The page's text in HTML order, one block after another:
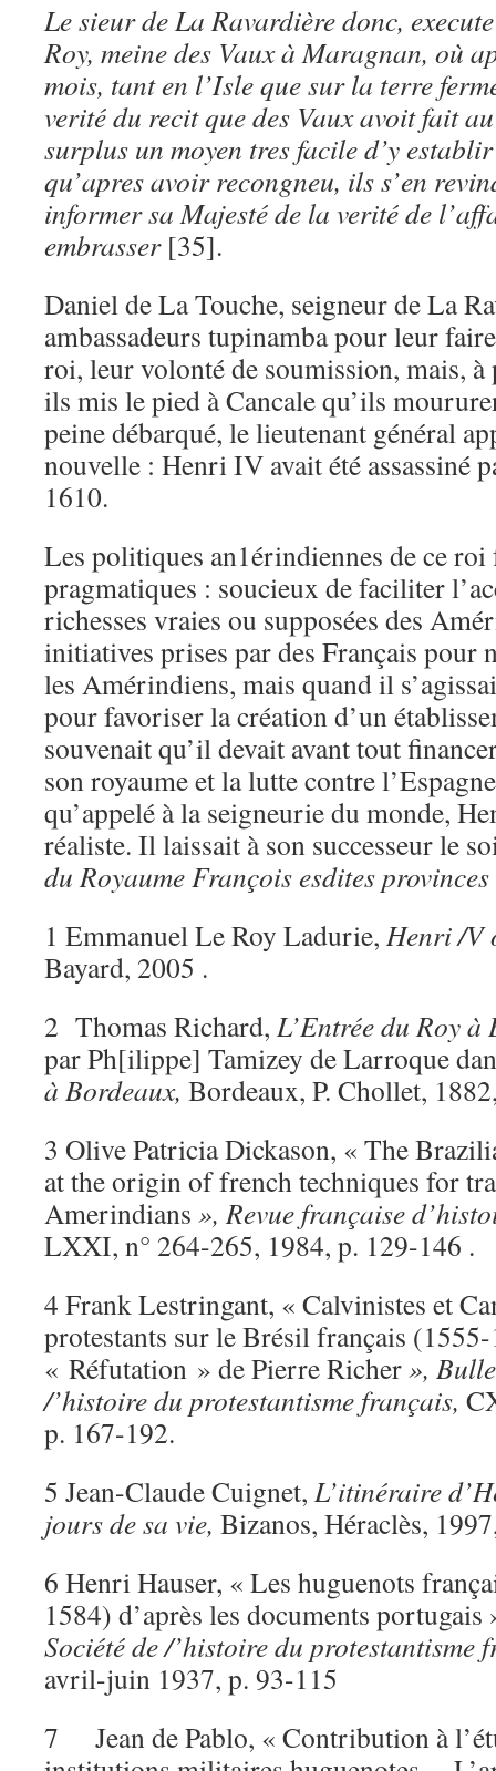
Le sieur de La Ravardière donc,
Roy, meine des Vaux à Maragnan, où
mois, tant en l’Isle que sur la terre
verité du recit que des Vaux avoit fait
surplus un moyen tres facile d’y
qu’apres avoir recongneu, ils s’en
informer sa Majesté de la verité de
embrasser[35].
Daniel de La Touche, seigneur de La
ambassadeurs tupinamba pour leur
roi, leur volonté de soumission, mais,
ils mis le pied à Cancale qu’ils
peine débarqué, le lieutenant général
nouvelle : Henri IV avait été assassiné
1610.
Les politiques an1érindiennes de ce
pragmatiques : soucieux de faciliter
richesses vraies ou supposées des
initiatives prises par des Français pour
les Amérindiens, mais quand il
pour favoriser la création d’un
souvenait qu’il devait avant tout
son royaume et la lutte contre
qu’appelé à la seigneurie du monde,
réaliste. Il laissait à son successeur le
du Royaume François esdites
1 Emmanuel Le Roy Ladurie, Henri /V
Bayard, 2005 .
2 Thomas Richard, L’Entrée du Roy
par Ph[ilippe] Tamizey de Larroque
à Bordeaux, Bordeaux, P. Chollet,
3 Olive Patricia Dickason, « The
at the origin of french techniques for
Amerindians », Revue française
LXXI, n° 264-265, 1984, p. 129-146 .
4 Frank Lestringant, « Calvinistes et
protestants sur le Brésil français
« Réfutation » de Pierre Richer»,
/’histoire du protestantisme français,
p. 167-192.
5 Jean-Claude Cuignet, L’itinéraire
jours de sa vie, Bizanos, Héraclès,
6 Henri Hauser, « Les huguenots
1584) d’après les documents
Société de /’histoire du protestantisme
avril-juin 1937, p. 93-115
7 Jean de Pablo, « Contribution à